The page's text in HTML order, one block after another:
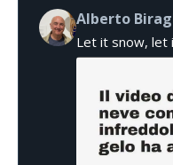
Alberto
Let it snow, let